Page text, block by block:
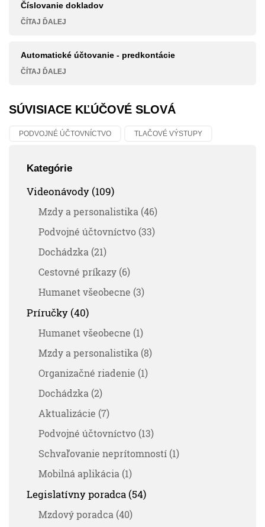
Číslovanie dokladov
ČÍTAJ ĎALEJ
Automatické účtovanie - predkontácie
ČÍTAJ ĎALEJ
SÚVISIACE KĽÚČOVÉ SLOVÁ
PODVOJNÉ ÚČTOVNÍCTVO TLAČOVÉ VÝSTUPY
Kategórie
Videonávody (109)
Mzdy a personalistika (46)
Podvojné účtovníctvo (33)
Dochádzka (21)
Cestovné príkazy (6)
Humanet všeobecne (3)
Príručky (40)
Humanet všeobecne (1)
Mzdy a personalistika (8)
Organizačné riadenie (1)
Dochádzka (2)
Aktualizácie (7)
Podvojné účtovníctvo (13)
Schvaľovanie neprítomností (1)
Mobilná aplikácia (1)
Legislatívny poradca (54)
Mzdový poradca (40)